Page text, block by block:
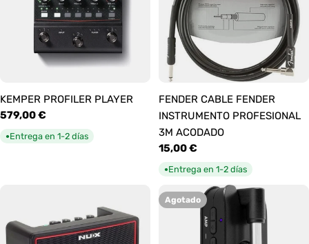
KEMPER PROFILER PLAYER
Precio
habitual
579,00 €
●Entrega en 1-2 días
FENDER CABLE FENDER
INSTRUMENTO PROFESIONAL
3M ACODADO
Precio
habitual
15,00 €
●Entrega en 1-2 días
Agotado